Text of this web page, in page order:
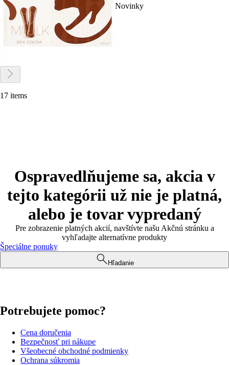
Novinky
17 items
Ospravedlňujeme sa, akcia v
tejto kategórii už nie je platná,
alebo je tovar vypredaný
Pre zobrazenie platných akcií, navštívte našu Akčnú stránku a
vyhľadajte alternatívne produkty
Špeciálne ponuky
Hľadanie
Potrebujete pomoc?
Cena doručenia
Bezpečnosť pri nákupe
Všeobecné obchodné podmienky
Ochrana súkromia